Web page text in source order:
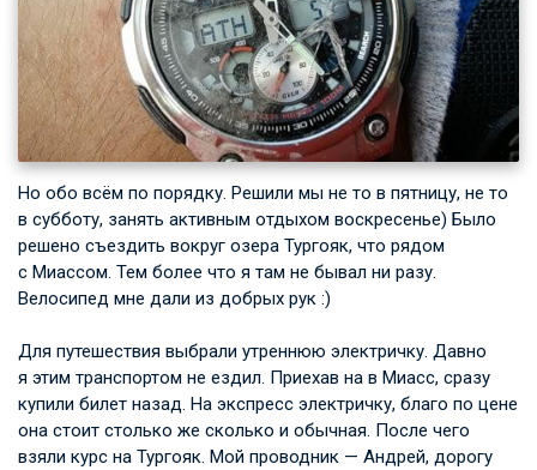
Но обо всём по порядку. Решили мы не то в пятницу, не то
в субботу, занять активным отдыхом воскресенье) Было
решено съездить вокруг озера Тургояк, что рядом
с Миассом. Тем более что я там не бывал ни разу.
Велосипед мне дали из добрых рук :)
Для путешествия выбрали утреннюю электричку. Давно
я этим транспортом не ездил. Приехав на в Миасс, сразу
купили билет назад. На экспресс электричку, благо по цене
она стоит столько же сколько и обычная. После чего
взяли курс на Тургояк. Мой проводник — Андрей, дорогу